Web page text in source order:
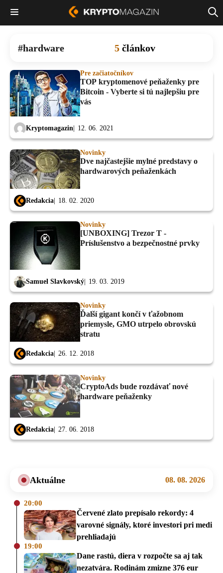
hardware 5 článkov
Pre začiatočníkov
TOP kryptomenové peňaženky pre
Bitcoin - Vyberte si tú najlepšiu pre
vás
Kryptomagazin 12. 06. 2021
Novinky
Dve najčastejšie mylné predstavy o
hardwarových peňaženkách
Redakcia 18. 02. 2020
Novinky
[UNBOXING] Trezor T -
Príslušenstvo a bezpečnostné prvky
Samuel Slavkovský 19. 03. 2019
Novinky
Ďalší gigant končí v ťažobnom
priemysle, GMO utrpelo obrovskú
stratu
Redakcia 26. 12. 2018
Novinky
CryptoAds bude rozdávať nové
hardware peňaženky
Redakcia 27. 06. 2018
Aktuálne 08. 08. 2026
20:00
Červené zlato prepísalo rekordy: 4
varovné signály, ktoré investori pri medi
prehliadajú
19:00
Dane rastú, diera v rozpočte sa aj tak
nezatvára. Rodinám zmizne 376 eur